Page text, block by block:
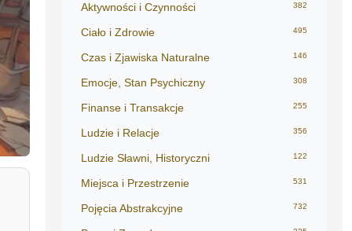
Aktywności i Czynności 382
Ciało i Zdrowie 495
Czas i Zjawiska Naturalne 146
Emocje, Stan Psychiczny 308
Finanse i Transakcje 255
Ludzie i Relacje 356
Ludzie Sławni, Historyczni 122
Miejsca i Przestrzenie 531
Pojęcia Abstrakcyjne 732